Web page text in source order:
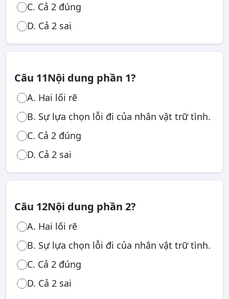
C. Cả 2 đúng
D. Cả 2 sai
Câu 11Nội dung phần 1?
A. Hai lối rẽ
B. Sự lựa chọn lỗi đi của nhân vật trữ tình.
C. Cả 2 đúng
D. Cả 2 sai
Câu 12Nội dung phần 2?
A. Hai lối rẽ
B. Sự lựa chọn lỗi đi của nhân vật trữ tình.
C. Cả 2 đúng
D. Cả 2 sai